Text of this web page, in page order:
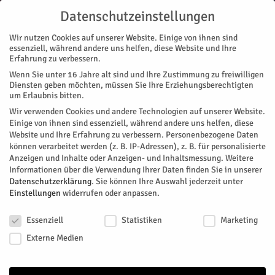
Start Nachrichten Region Spielen, basteln und entdecken
NACHRICHTEN REGION
Spielen, basteln und entdecken
Gemeinsam bieten der Caritasverband Düren-Jülich, die
Pfarrei Hl. Maria Magdalena Aldenhoven/Jülich und der
Gemeinde Aldenhoven ein Ferienangebot für Kinder.
Von HERZOG Redaktion- Mai 22, 2026 64
Facebook Twitter
Datenschutzeinstellungen
Wir nutzen Cookies auf unserer Website. Einige von ihnen sind
essenziell, während andere uns helfen, diese Website und Ihre
Erfahrung zu verbessern.
Wenn Sie unter 16 Jahre alt sind und Ihre Zustimmung zu freiwilligen
Diensten geben möchten, müssen Sie Ihre Erziehungsberechtigten
um Erlaubnis bitten.
Wir verwenden Cookies und andere Technologien auf unserer Website.
Einige von ihnen sind essenziell, während andere uns helfen, diese
Website und Ihre Erfahrung zu verbessern. Personenbezogene Daten
können verarbeitet werden (z. B. IP-Adressen), z. B. für personalisierte
Anzeigen und Inhalte oder Anzeigen- und Inhaltsmessung. Weitere
Informationen über die Verwendung Ihrer Daten finden Sie in unserer
Datenschutzerklärung. Sie können Ihre Auswahl jederzeit unter
Einstellungen widerrufen oder anpassen.
Essenziell
Statistiken
Marketing
Externe Medien